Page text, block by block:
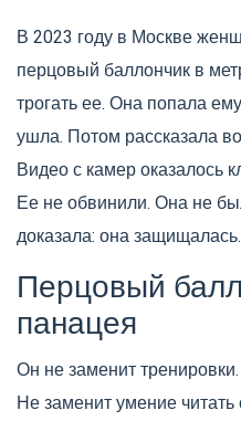
В 2023 году в Москве
перцовый баллончик в
трогать ее. Она попала
ушла. Потом рассказала
Видео с камер оказалось
Ее не обвинили. Она не
доказала: она защищалась.
Перцовый
панацея
Он не заменит
Не заменит умение